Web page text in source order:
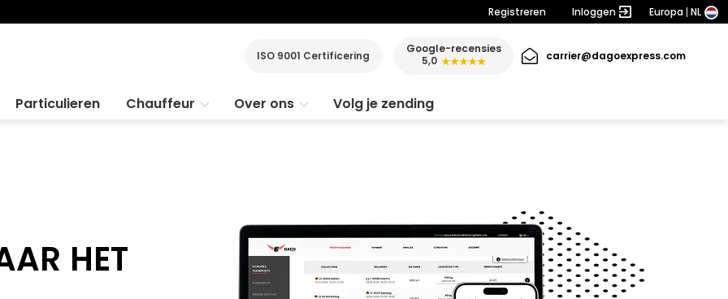
Registreren Inloggen Europa NL
ISO 9001 Certificering
Google-recensies
5,0 ★★★★★ carrier@dagoexpress.com
Particulieren Chauffeur Over ons Volg je zending
HET